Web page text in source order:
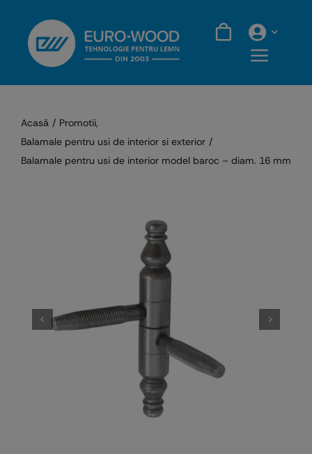
content
Acasă
Promotii
Balamale pentru usi de interior si exterior
Balamale pentru usi de interior model baroc – diam. 16 mm